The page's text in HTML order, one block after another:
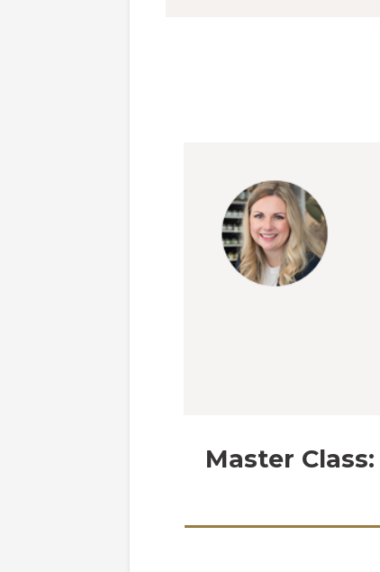
Master Class: